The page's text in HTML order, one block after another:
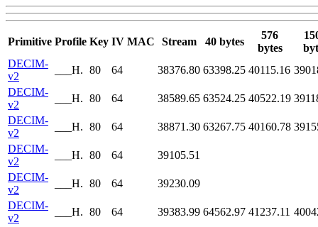
Primitive Profile Key IV MAC Stream 40 bytes
576
bytes
DECIM-
v2
___H. 80 64 38376.80 63398.25 40115.16
DECIM-
v2
___H. 80 64 38589.65 63524.25 40522.19
DECIM-
v2
___H. 80 64 38871.30 63267.75 40160.78
DECIM-
v2
___H. 80 64
39105.51
DECIM-
v2
___H. 80 64
39230.09
DECIM-
v2
___H. 80 64 39383.99 64562.97 41237.11